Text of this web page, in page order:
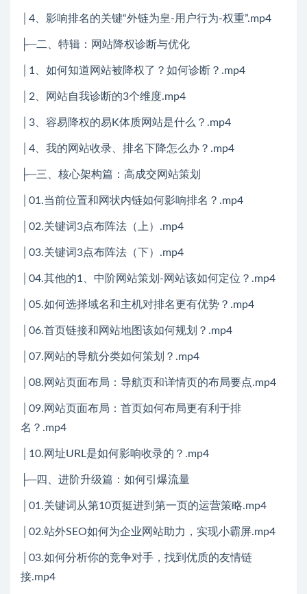
│4、影响排名的关键“外链为皇-用户行为-权重”.mp4
├─二、特辑：网站降权诊断与优化
│1、如何知道网站被降权了？如何诊断？.mp4
│2、网站自我诊断的3个维度.mp4
│3、容易降权的易K体质网站是什么？.mp4
│4、我的网站收录、排名下降怎么办？.mp4
├─三、核心架构篇：高成交网站策划
│01.当前位置和网状内链如何影响排名？.mp4
│02.关键词3点布阵法（上）.mp4
│03.关键词3点布阵法（下）.mp4
│04.其他的1、中阶网站策划-网站该如何定位？.mp4
│05.如何选择域名和主机对排名更有优势？.mp4
│06.首页链接和网站地图该如何规划？.mp4
│07.网站的导航分类如何策划？.mp4
│08.网站页面布局：导航页和详情页的布局要点.mp4
│09.网站页面布局：首页如何布局更有利于排
名？.mp4
│10.网址URL是如何影响收录的？.mp4
├─四、进阶升级篇：如何引爆流量
│01.关键词从第10页挺进到第一页的运营策略.mp4
│02.站外SEO如何为企业网站助力，实现小霸屏.mp4
│03.如何分析你的竞争对手，找到优质的友情链
接.mp4